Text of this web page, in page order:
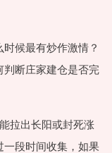
候最有炒作激情？
断庄家建仓是否完
拉出长阳或封死涨
段时间收集，如果